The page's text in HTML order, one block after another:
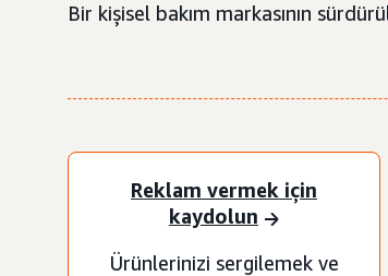
Bir kişisel bakım markasının
Reklam vermek için
kaydolun
Ürünlerinizi sergilemek ve